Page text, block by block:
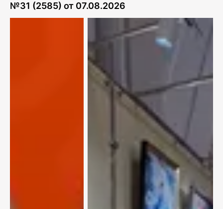
№31 (2585) от 07.08.2026